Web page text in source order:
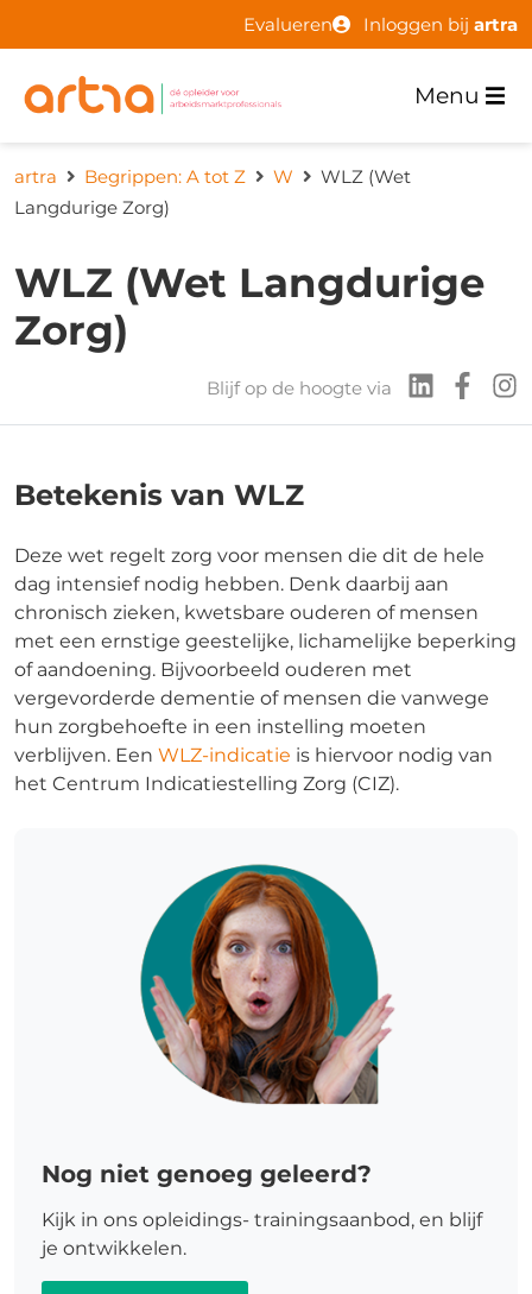
Evalueren Inloggen bij artra
Menu
artra Begrippen: A tot Z W
WLZ (Wet
Langdurige Zorg)
WLZ (Wet Langdurige
Zorg)
Blijf op de hoogte via
Betekenis van WLZ
Deze wet regelt zorg voor mensen die dit de hele
dag intensief nodig hebben. Denk daarbij aan
chronisch zieken, kwetsbare ouderen of mensen
met een ernstige geestelijke, lichamelijke beperking
of aandoening. Bijvoorbeeld ouderen met
vergevorderde dementie of mensen die vanwege
hun zorgbehoefte in een instelling moeten
verblijven. Een WLZ-indicatie is hiervoor nodig van
het Centrum Indicatiestelling Zorg (CIZ).
Nog niet genoeg geleerd?
Kijk in ons opleidings- trainingsaanbod, en blijf
je ontwikkelen.